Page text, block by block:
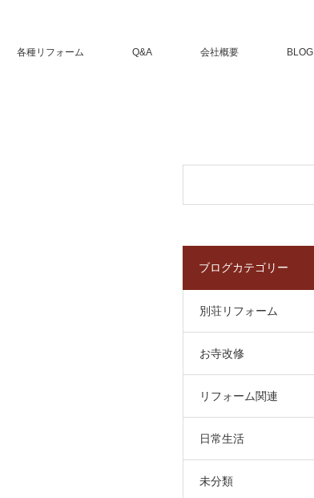
各種リフォーム Q&A 会社概要 BLOG
ブログカテゴリー
別荘リフォーム
お寺改修
リフォーム関連
日常生活
未分類